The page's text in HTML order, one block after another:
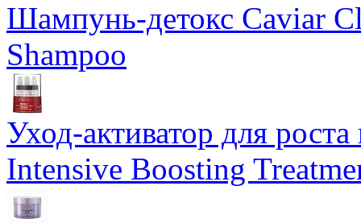
Шампунь-детокс Caviar
Shampoo
Уход-активатор для
Intensive Boosting